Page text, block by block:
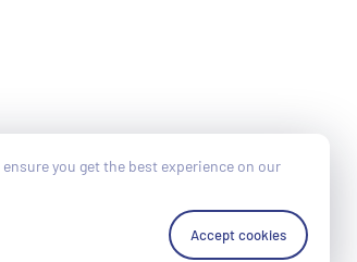
Conditions générales de vente
you get the best experience on our
Accept cookies